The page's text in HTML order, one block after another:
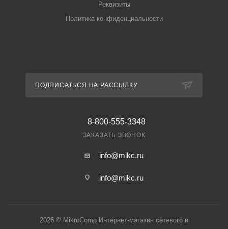
Реквизиты
Политика конфиденциальности
ПОДПИСАТЬСЯ НА РАССЫЛКУ
8-800-555-3348
ЗАКАЗАТЬ ЗВОНОК
info@mikc.ru
info@mikc.ru
2026 © MikroComp Интернет-магазин сетевого и